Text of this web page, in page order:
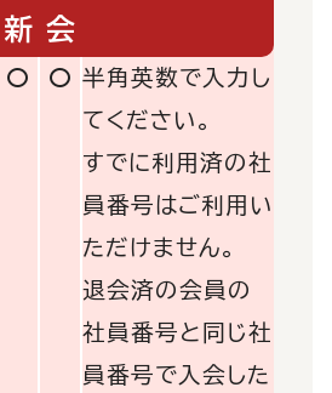
新 会
〇 〇 半角英数で入力し
てください。
すでに利用済の社
員番号はご利用い
ただけません。
退会済の会員の
社員番号と同じ社
員番号で入会した